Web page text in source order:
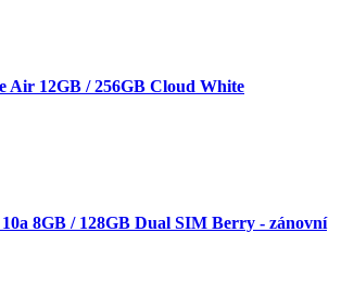
Air 12GB / 256GB Cloud White
10a 8GB / 128GB Dual SIM Berry - zánovní